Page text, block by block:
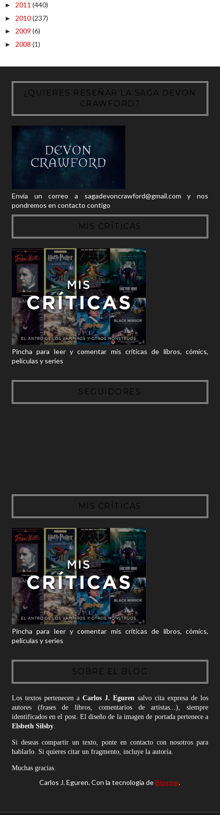
► 2011 (440)
► 2010(237)
► 2009 (6)
► 2008 (1)
¿QUIERES RESEÑAR LA SAGA DEVON
CRAWFORD?
Envía un correo a sagadevoncrawford@gmail.com y nos
pondremos en contacto contigo
MIS CRÍTICAS
Pincha para leer y comentar mis críticas de libros, cómics,
películas y series
SEGUIDORES
MIS CRÍTICAS
Pincha para leer y comentar mis críticas de libros, cómics,
películas y series
SOBRE EL BLOG
Los textos pertenecen a Carlos J. Egurensalvo cita expresa de los
autores (frases de libros, comentarios de artistas...), siempre
identificados en el post. El diseño de la imagen de portada pertenece a
Elsbeth Silsby.
Si deseas compartir un texto, ponte en contacto con nosotros para
hablarlo. Si quieres citar un fragmento, incluye la autoría.
Muchas gracias.
Carlos J. Eguren. Con la tecnología deBlogger.